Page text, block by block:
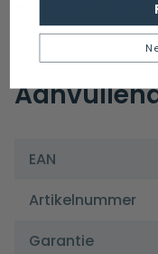
EAN
Artikelnummer
Garantie